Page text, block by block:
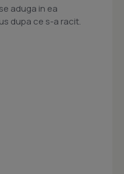
aduga in ea
dupa ce s-a racit.